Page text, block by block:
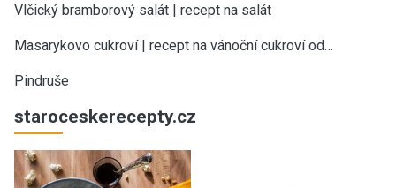
Vlčický bramborový salát | recept na salát
Masarykovo cukroví | recept na vánoční cukroví od…
Pindruše
staroceskerecepty.cz